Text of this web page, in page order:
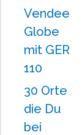
Vendee
Globe
mit GER
110
30 Orte
die Du
bei